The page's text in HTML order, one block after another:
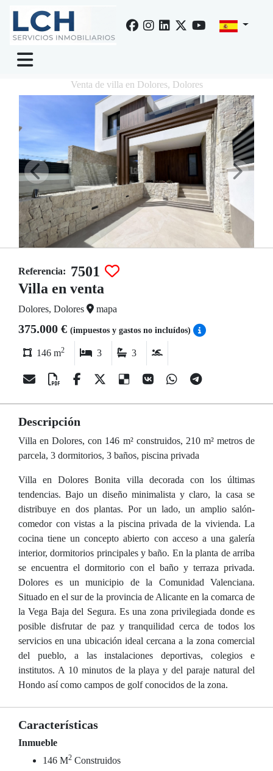
Venta de villa en Dolores, Dolores
Referencia: 7501
Villa en venta
Dolores, Dolores mapa
375.000 € (impuestos y gastos no incluídos)
146 m2 3 3
Descripción
Villa en Dolores, con 146 m² construidos, 210 m² metros de
parcela, 3 dormitorios, 3 baños, piscina privada
Villa en Dolores Bonita villa decorada con los últimas
tendencias. Bajo un diseño minimalista y claro, la casa se
distribuye en dos plantas. Por un lado, un amplio salón-
comedor con vistas a la piscina privada de la vivienda. La
cocina tiene un concepto abierto con acceso a una galería
interior, dormitorios principales y baño. En la planta de arriba
se encuentra el dormitorio con el baño y terraza privada.
Dolores es un municipio de la Comunidad Valenciana.
Situado en el sur de la provincia de Alicante en la comarca de
la Vega Baja del Segura. Es una zona privilegiada donde es
posible disfrutar de paz y tranquilidad cerca de todos los
servicios en una ubicación ideal cercana a la zona comercial
del pueblo, a las instalaciones deportivas, colegios e
institutos. A 10 minutos de la playa y del paraje natural del
Hondo así como campos de golf conocidos de la zona.
Características
Inmueble
146 M2 Construidos